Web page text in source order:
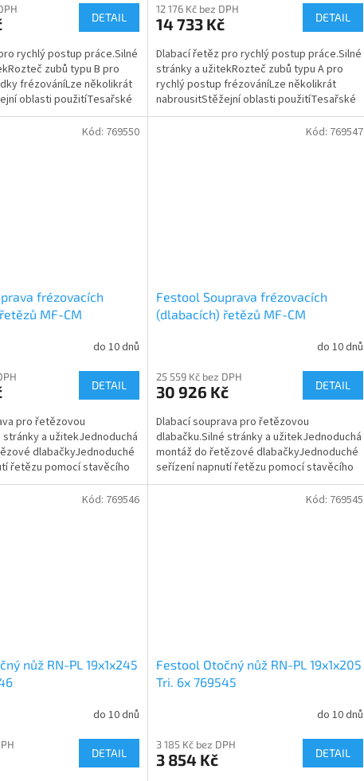
DETAIL
rychlý postup práce.Silné
zubů typu B pro
frézováníLze několikrát
oblasti použitíTesařské
12 176 Kč bez DPH
14 733 Kč DETAIL
Dlabací řetěz pro rychlý postup práce.Silné
stránky a užitekRozteč zubů typu A pro
rychlý postup frézováníLze několikrát
nabrousitStěžejní oblasti použitíTesařské
prácePráce na...
frézovacích
MF-CM
do 10 dnů
DETAIL
pro řetězovou
stránky a užitekJednoduchá
dlabačkyJednoduché
řetězu pomocí stavěcího
Kód: 769550
Festool Souprava frézovacích
(dlabacích) řetězů MF-CM
do 10 dnů
25 559 Kč bez DPH
30 926 Kč DETAIL
Dlabací souprava pro řetězovou
dlabačku.Silné stránky a užitekJednoduchá
montáž do řetězové dlabačkyJednoduché
seřízení napnutí řetězu pomocí stavěcího
šroubuMaznice...
Kód: 769547
nůž RN-PL 19x1x245
do 10 dnů
DETAIL
Kód: 769546
Festool Otočný nůž RN-PL 19x1x205
Tri. 6x 769545
do 10 dnů
3 185 Kč bez DPH
3 854 Kč DETAIL
Kód: 769545